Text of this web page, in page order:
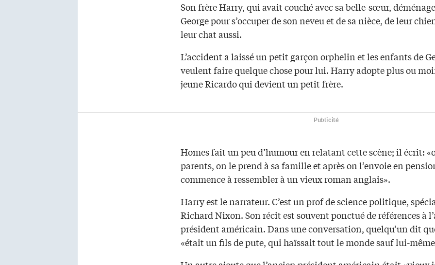
Son frère Harry, qui avait couché avec sa belle-sœur,
George pour s’occuper de son neveu et de sa nièce, de leur
leur chat aussi.
L’accident a laissé un petit garçon orphelin et les enfants de
veulent faire quelque chose pour lui. Harry adopte plus ou
jeune Ricardo qui devient un petit frère.
Publicité
Homes fait un peu d’humour en relatant cette scène; il écrit:
parents, on le prend à sa famille et après on l’envoie en
commence à ressembler à un vieux roman anglais».
Harry est le narrateur. C’est un prof de science politique,
Richard Nixon. Son récit est souvent ponctué de références à
président américain. Dans une conversation, quelqu’un dit
«était un fils de pute, qui haïssait tout le monde sauf lui-